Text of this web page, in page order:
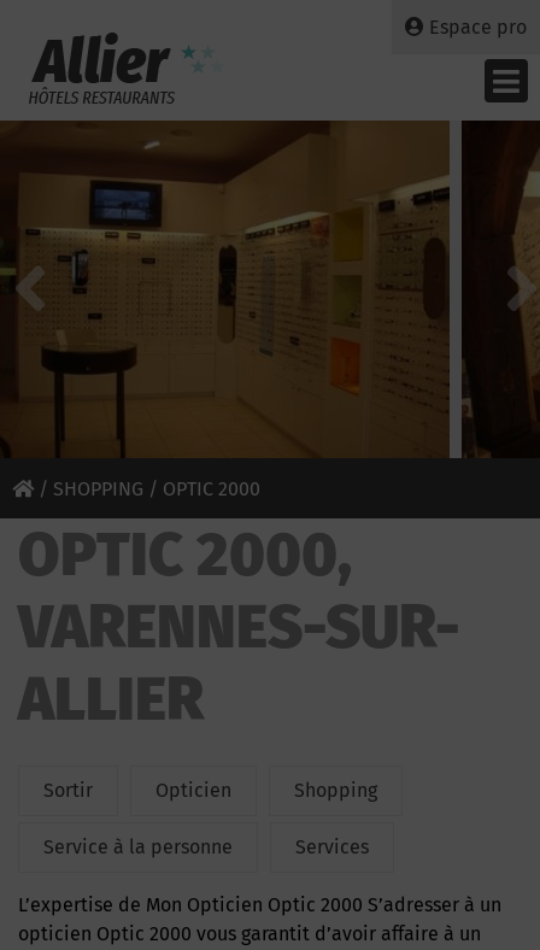
Espace pro
/ SHOPPING / OPTIC 2000
OPTIC 2000,
VARENNES-SUR-
ALLIER
Sortir Opticien Shopping
Service à la personne Services
L’expertise de Mon Opticien Optic 2000 S’adresser à un
opticien Optic 2000 vous garantit d’avoir affaire à un